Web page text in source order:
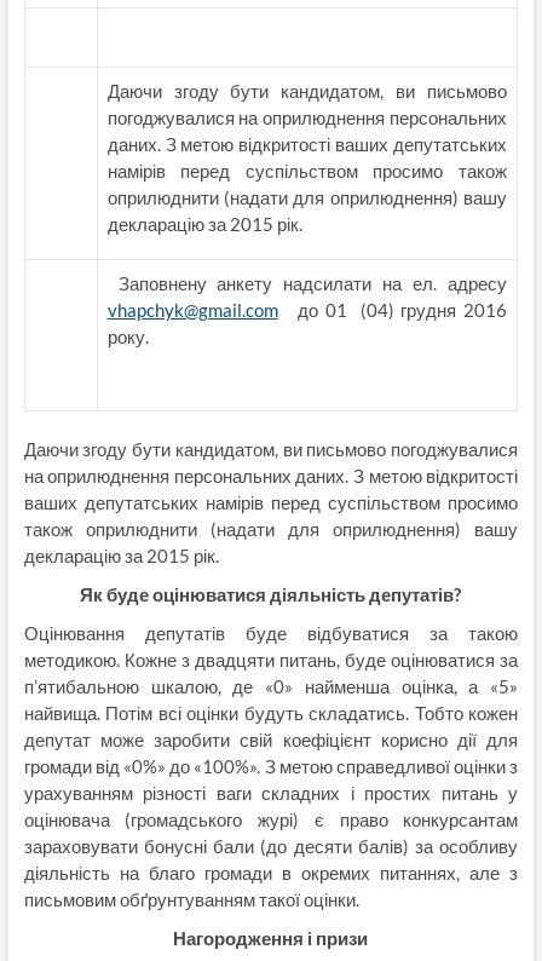
Даючи згоду бути кандидатом, ви письмово
погоджувалися на оприлюднення персональних
даних. З метою відкритості ваших депутатських
намірів перед суспільством просимо також
оприлюднити (надати для оприлюднення) вашу
декларацію за 2015 рік.
Заповнену анкету надсилати на ел. адресу
vhapchyk@gmail.comдо 01 (04) грудня 2016
року.
Даючи згоду бути кандидатом, ви письмово погоджувалися
на оприлюднення персональних даних. З метою відкритості
ваших депутатських намірів перед суспільством просимо
також оприлюднити (надати для оприлюднення) вашу
декларацію за 2015 рік.
Як буде оцінюватися діяльність депутатів?
Оцінювання депутатів буде відбуватися за такою
методикою. Кожне з двадцяти питань, буде оцінюватися за
п’ятибальною шкалою, де «0» найменша оцінка, а «5»
найвища. Потім всі оцінки будуть складатись. Тобто кожен
депутат може заробити свій коефіцієнт корисно дії для
громади від «0%» до «100%». З метою справедливої оцінки з
урахуванням різності ваги складних і простих питань у
оцінювача (громадського журі) є право конкурсантам
зараховувати бонусні бали (до десяти балів) за особливу
діяльність на благо громади в окремих питаннях, але з
письмовим обґрунтуванням такої оцінки.
Нагородження і призи